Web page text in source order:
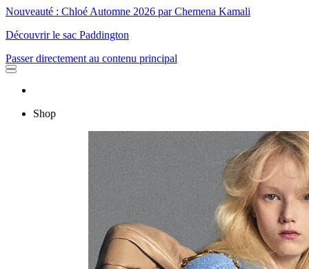
Nouveauté : Chloé Automne 2026 par Chemena Kamali
Découvrir le sac Paddington
Passer directement au contenu principal
Shop